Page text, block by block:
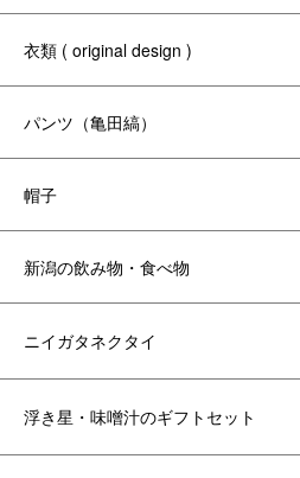
衣類 ( original design )
パンツ（亀田縞）
帽子
新潟の飲み物・食べ物
ニイガタネクタイ
浮き星・味噌汁のギフトセット